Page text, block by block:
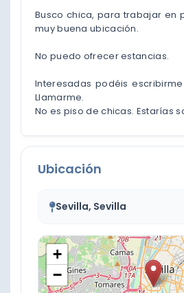
Busco chica, para trabajar en
muy buena ubicación.
No puedo ofrecer estancias.
Interesadas podéis
Llamarme.
No es piso de chicas. Estarías
Ubicación
Sevilla, Sevilla
+
−